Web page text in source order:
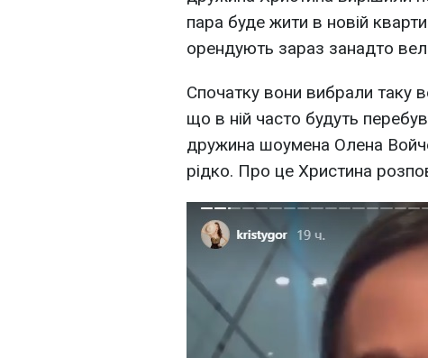
пара буде жити в новій
орендують зараз занадто
Спочатку вони вибрали таку
що в ній часто будуть
дружина шоумена Олена
рідко. Про це Христина